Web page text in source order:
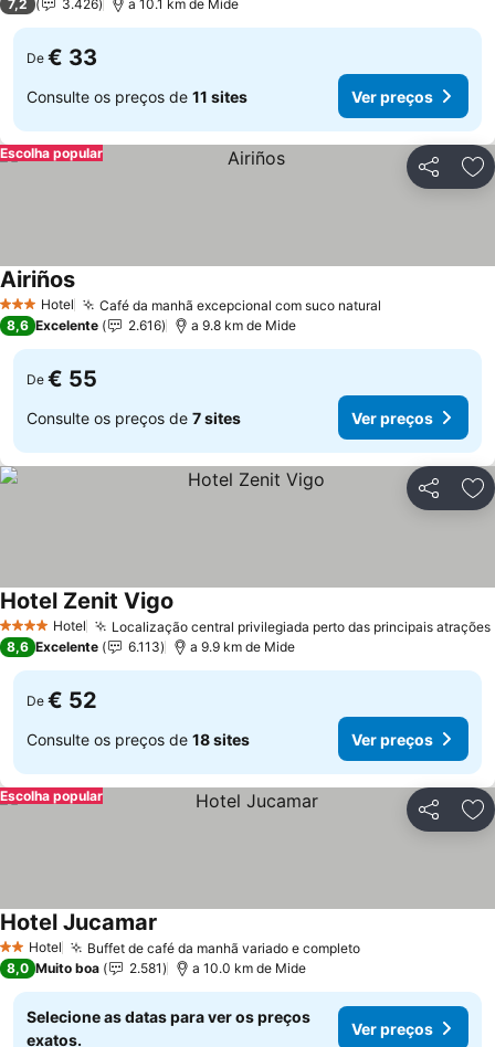
7,2 3.426 a 10.1 km de Mide
De € 33
Consulte os preços de 11 sites Ver preços
Partilhar
Escolha popular
3 EstrelasHotel Café da manhã excepcional com suco natural
Airiños
8,6 Excelente 2.616 a 9.8 km de Mide
De € 55
Consulte os preços de 7 sites Ver preços
Partilhar
4 EstrelasHotel Localização central privilegiada perto das principais atrações
Hotel Zenit Vigo
8,6 Excelente 6.113 a 9.9 km de Mide
De € 52
Consulte os preços de 18 sites Ver preços
Partilhar
Escolha popular
2 Estrelas
Hotel Buffet de café da manhã variado e completo
Hotel Jucamar
8,0 Muito boa 2.581 a 10.0 km de Mide
Selecione as datas para ver os preços
exatos.
Ver preços